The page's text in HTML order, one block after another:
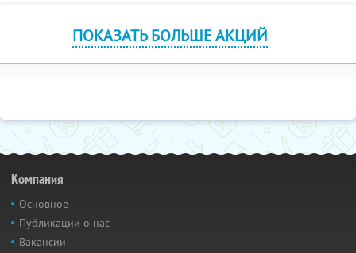
ПОКАЗАТЬ БОЛЬШЕ АКЦИЙ
Компания
Основное
Публикации о нас
Вакансии